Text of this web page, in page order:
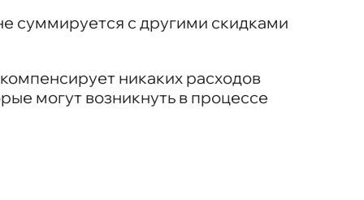
суммируется с другими скидками
никаких расходов
могут возникнуть в процессе